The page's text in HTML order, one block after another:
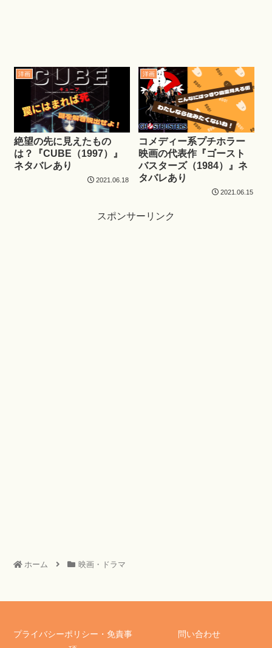
洋画
絶望の先に見えたもの
は？『CUBE（1997）』
ネタバレあり
2021.06.18
洋画
コメディー系プチホラー
映画の代表作『ゴースト
バスターズ（1984）』ネ
タバレあり
2021.06.15
スポンサーリンク
ホーム 映画・ドラマ
プライバシーポリシー・免責事
問い合わせ